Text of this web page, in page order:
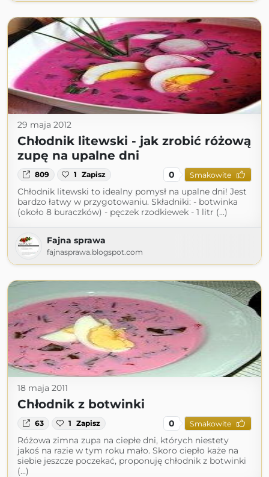
29 maja 2012
Chłodnik litewski - jak zrobić różową
zupę na upalne dni
809 1 Zapisz 0 Smakowite
Chłodnik litewski to idealny pomysł na upalne dni! Jest
bardzo łatwy w przygotowaniu. Składniki: - botwinka
(około 8 buraczków) - pęczek rzodkiewek - 1 litr (...)
Fajna sprawa
fajnasprawa.blogspot.com
18 maja 2011
Chłodnik z botwinki
63 1 Zapisz 0 Smakowite
Różowa zimna zupa na ciepłe dni, których niestety
jakoś na razie w tym roku mało. Skoro ciepło każe na
siebie jeszcze poczekać, proponuję chłodnik z botwinki
(...)